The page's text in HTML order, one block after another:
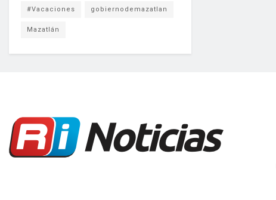
#Vacaciones gobiernodemazatlan
Mazatlán